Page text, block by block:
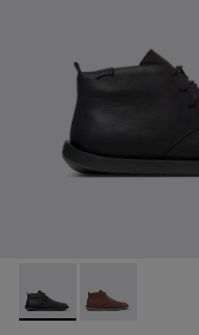
Wagon - K300378-
Wagon -